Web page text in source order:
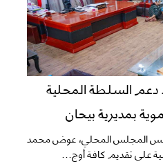
دعم السلطة المحلية
بمديرية بيحان
المجلس المحلي، عوض محمد
على تقديم كافة أوج...